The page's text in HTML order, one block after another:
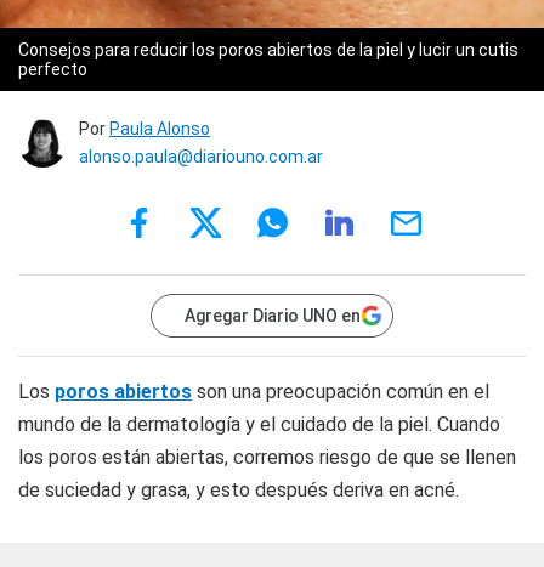
Consejos para reducir los poros abiertos de la piel y lucir un cutis
perfecto
Por Paula Alonso
alonso.paula@diariouno.com.ar
Agregar Diario UNO en
Los poros abiertos son una preocupación común en el
mundo de la dermatología y el cuidado de la piel. Cuando
los poros están abiertas, corremos riesgo de que se llenen
de suciedad y grasa, y esto después deriva en acné.